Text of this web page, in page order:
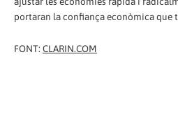
portaran la confiança econòmica que
FONT: CLARIN.COM